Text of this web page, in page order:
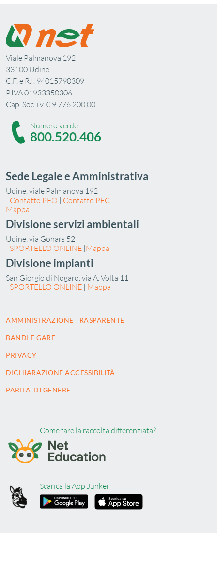
Viale Palmanova 192
33100 Udine
C.F. e R.I. 94015790309
P.IVA 01933350306
Cap. Soc. i.v. € 9.776.200,00
Numero verde
800.520.406
Sede Legale e Amministrativa
Udine, viale Palmanova 192
| Contatto PEO | Contatto PEC
Mappa
Divisione servizi ambientali
Udine, via Gonars 52
| SPORTELLO ONLINE |Mappa
Divisione impianti
San Giorgio di Nogaro, via A. Volta 11
| SPORTELLO ONLINE | Mappa
AMMINISTRAZIONE TRASPARENTE
BANDI E GARE
PRIVACY
DICHIARAZIONE ACCESSIBILITÀ
PARITA' DI GENERE
Come fare la raccolta differenziata?
Scarica la App Junker